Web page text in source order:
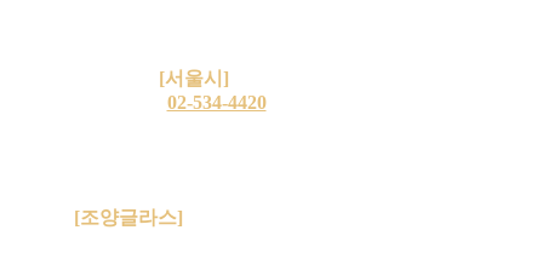
[서울시]
02-534-4420| F: 02-535-5261
[조양글라스]